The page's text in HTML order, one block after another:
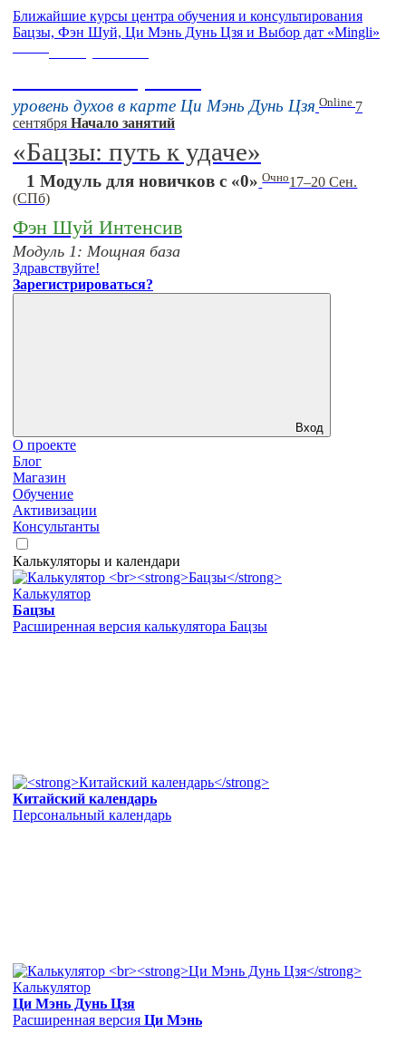
Ближайшие курсы центра обучения и консультирования
Бацзы, Фэн Шуй, Ци Мэнь Дунь Цзя и Выбор дат «Mingli»
уровень духов в карте Ци Мэнь Дунь Цзя Online 7
сентября Начало занятий
«Бацзы: путь к удаче»
1 Модуль для новичков с «0» Очно17–20 Сен.
(СПб)
Фэн Шуй Интенсив
Модуль 1: Мощная база
Здравствуйте!
Зарегистрироваться?
Вход
О проекте
Блог
Магазин
Обучение
Активизации
Консультанты
Калькуляторы и календари
Калькулятор
Бацзы
Расширенная версия калькулятора Бацзы
Китайский календарь
Персональный календарь
Калькулятор
Ци Мэнь Дунь Цзя
Расширенная версия Ци Мэнь